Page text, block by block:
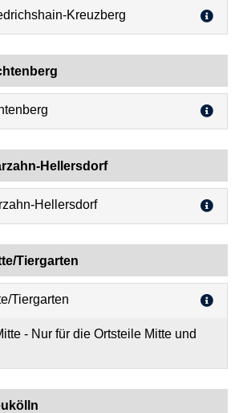
Kreuzberg
Hellersdorf
Hellersdorf
Tiergarten
Tiergarten
und